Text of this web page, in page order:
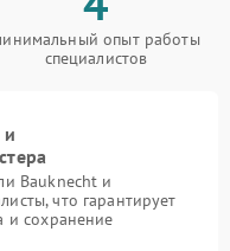
опыт работы
специалистов
и
Bauknecht и
что гарантирует
и сохранение